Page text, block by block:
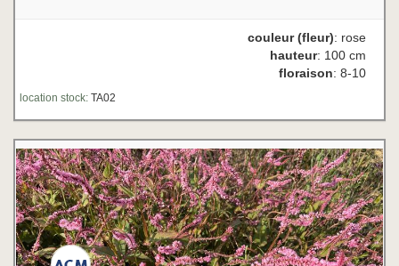
couleur (fleur): rose
hauteur: 100 cm
floraison: 8-10
location stock: TA02